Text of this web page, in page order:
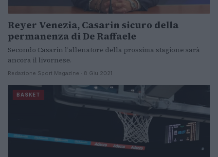
Reyer Venezia, Casarin sicuro della
permanenza di De Raffaele
Secondo Casarin l'allenatore della prossima stagione sarà
ancora il livornese.
Redazione Sport Magazine · 8 Giu 2021
BASKET